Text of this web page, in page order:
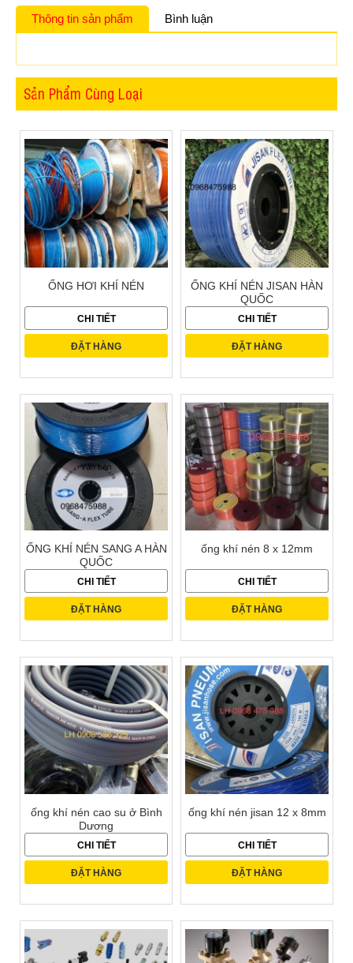
Thông tin sản phẩm Bình luận
Sản Phẩm Cùng Loại
ỐNG HƠI KHÍ NÉN
CHI TIẾT
ĐẶT HÀNG
ỐNG KHÍ NÉN JISAN HÀN
QUỐC
CHI TIẾT
ĐẶT HÀNG
ỐNG KHÍ NÉN SANG A HÀN
QUỐC
CHI TIẾT
ĐẶT HÀNG
ống khí nén 8 x 12mm
CHI TIẾT
ĐẶT HÀNG
ống khí nén cao su ở Bình
Dương
CHI TIẾT
ĐẶT HÀNG
ống khí nén jisan 12 x 8mm
CHI TIẾT
ĐẶT HÀNG